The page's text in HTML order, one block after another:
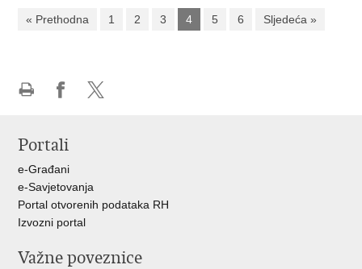
« Prethodna 1 2 3 4 5 6 Sljedeća »
Facebooku
Portali
e-Građani
e-Savjetovanja
Portal otvorenih podataka RH
Izvozni portal
Važne poveznice